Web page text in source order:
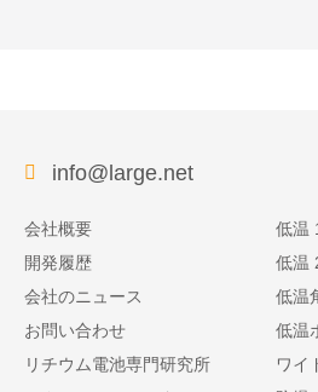
info@large.net
会社概要
開発履歴
会社のニュース
お問い合わせ
リチウム電池専門研究所
低温
低温
低温
低温
ワイ